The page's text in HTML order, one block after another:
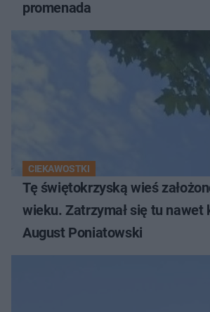
promenada
CIEKAWOSTKI
Tę świętokrzyską wieś
wieku. Zatrzymał się tu nawet
August Poniatowski